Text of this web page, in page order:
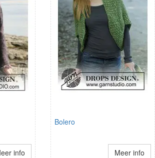
info
Bolero
Meer info